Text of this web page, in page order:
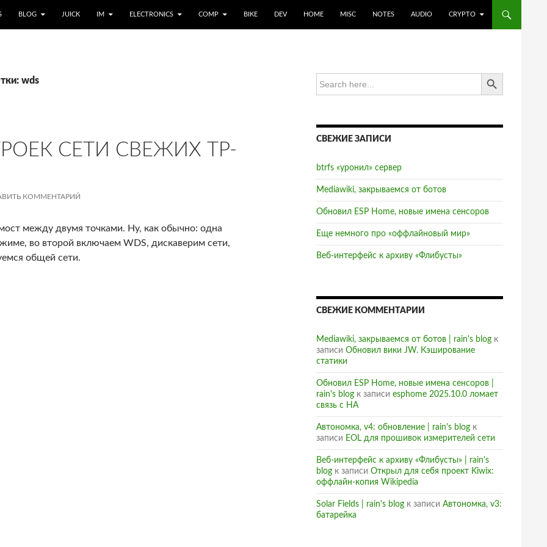
BLOG JUICK IM ELECTRONICS COMP BIKE DEV HOME MISC NOTES AUDIO CRYPTO
wds
СЕТИ СВЕЖИХ TP-
КОММЕНТАРИЙ
между двумя точками. Ну, как обычно: одна
во второй включаем WDS, дискаверим сети,
общей сети.
TP-link
for:
SEARCH BUTTON
СВЕЖИЕ ЗАПИСИ
btrfs «уронил» сервер
Mediawiki, закрываемся от ботов
Обновил ESP Home, новые имена сенсоров
Еще немного про «оффлайновый мир»
Веб-интерфейс к архиву «Флибусты»
СВЕЖИЕ КОММЕНТАРИИ
Mediawiki, закрываемся от ботов | rain's blog к
записи Обновил вики JW. Кэширование
статики
Обновил ESP Home, новые имена сенсоров |
rain's blog к записи esphome 2025.10.0 ломает
связь с HA
Автономка, v4: обновление | rain's blog к
записи EOL для прошивок измерителей сети
Веб-интерфейс к архиву «Флибусты» | rain's
blog к записи Открыл для себя проект Kiwix:
оффлайн-копия Wikipedia
Solar Fields | rain's blog к записи Автономка, v3:
батарейка